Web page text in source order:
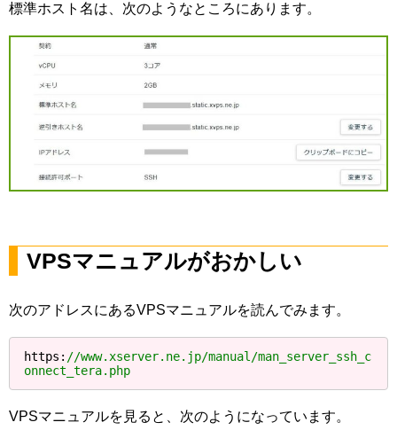
標準ホスト名は、次のようなところにあります。
VPSマニュアルがおかしい
次のアドレスにあるVPSマニュアルを読んでみます。
https: //www.xserver.ne.jp/manual/man_server_ssh_c
onnect_tera.php
VPSマニュアルを見ると、次のようになっています。